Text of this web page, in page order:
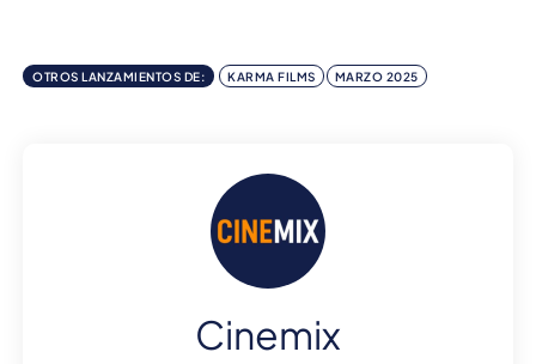
OTROS LANZAMIENTOS DE: KARMA FILMS MARZO 2025
Cinemix